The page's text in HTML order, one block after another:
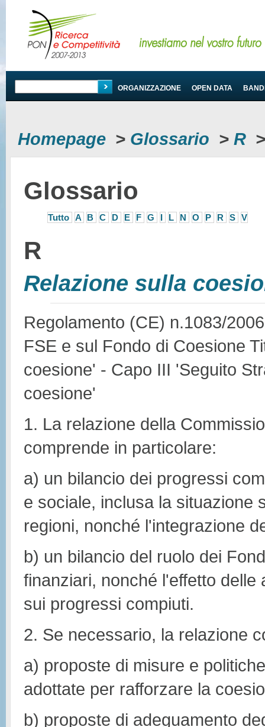
PROGRAMMA ORGANIZZAZIONE OPEN DATA
Homepage > Glossario > R
Glossario
Tutto A B C D E F G I L N O P R S V
R
Relazione sulla
Regolamento (CE) n.1083/
FSE e sul Fondo di Coesione
coesione' - Capo III 'Seguito
coesione'
1. La relazione della
comprende in particolare:
a) un bilancio dei progressi
e sociale, inclusa la situazione
regioni, nonché l'integrazione
b) un bilancio del ruolo dei
finanziari, nonché l'effetto
sui progressi compiuti.
2. Se necessario, la relazione
a) proposte di misure e
adottate per rafforzare la
b) proposte di adeguamento